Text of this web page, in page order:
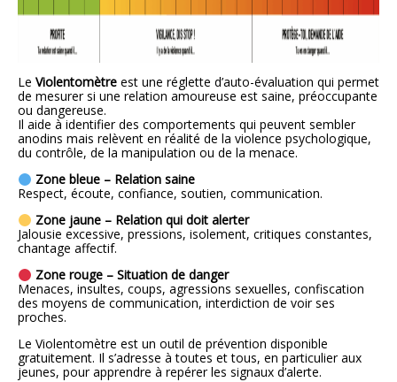
Le Violentomètre est une réglette d’auto-évaluation qui permet
de mesurer si une relation amoureuse est saine, préoccupante
ou dangereuse.
Il aide à identifier des comportements qui peuvent sembler
anodins mais relèvent en réalité de la violence psychologique,
du contrôle, de la manipulation ou de la menace.
Zone bleue – Relation saine
Respect, écoute, confiance, soutien, communication.
Zone jaune – Relation qui doit alerter
Jalousie excessive, pressions, isolement, critiques constantes,
chantage affectif.
Zone rouge – Situation de danger
Menaces, insultes, coups, agressions sexuelles, confiscation
des moyens de communication, interdiction de voir ses
proches.
Le Violentomètre est un outil de prévention disponible
gratuitement. Il s’adresse à toutes et tous, en particulier aux
jeunes, pour apprendre à repérer les signaux d’alerte.